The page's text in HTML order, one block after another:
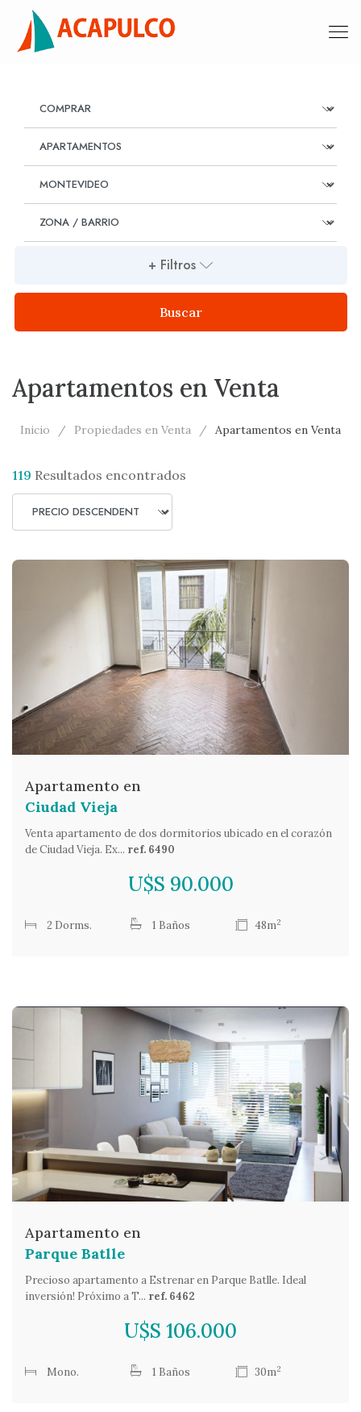
+ Filtros
Buscar
Apartamentos en Venta
Inicio Propiedades en Venta Apartamentos en Venta
119 Resultados encontrados
Apartamento en
Ciudad Vieja
Venta apartamento de dos dormitorios ubicado en el corazón
de Ciudad Vieja. Ex... ref. 6490
U$S 90.000
2 Dorms. 1 Baños 48m2
Apartamento en
Parque Batlle
Precioso apartamento a Estrenar en Parque Batlle. Ideal
inversión! Próximo a T... ref. 6462
U$S 106.000
Mono. 1 Baños 30m2